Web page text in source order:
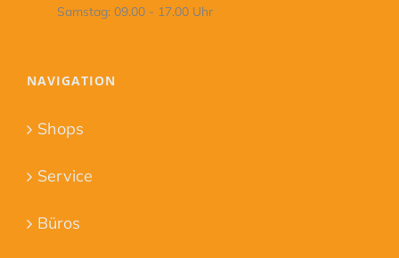
Samstag: 09.00 - 17.00 Uhr
NAVIGATION
Shops
Service
Büros